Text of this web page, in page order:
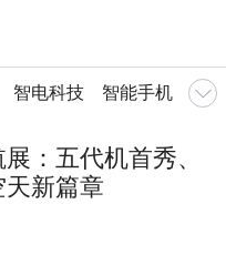
智电科技 智能手机 智
：五代机首秀、
新篇章